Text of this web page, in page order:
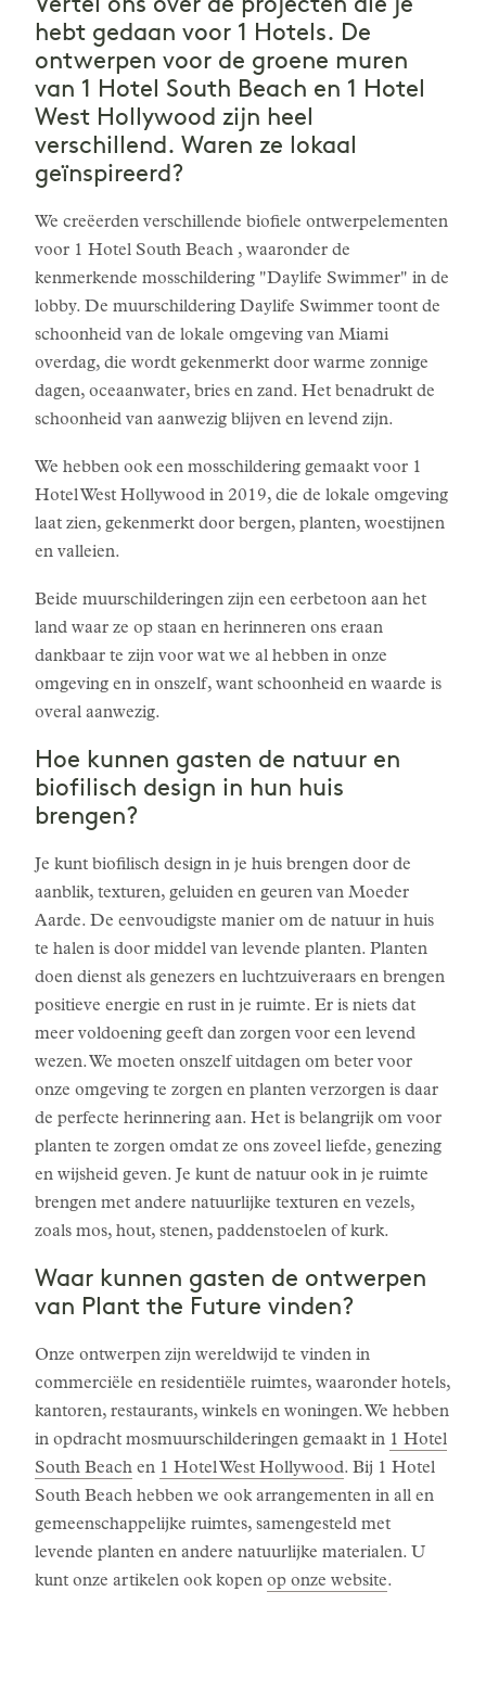
Vertel ons over de projecten die je
hebt gedaan voor 1 Hotels. De
ontwerpen voor de groene muren
van 1 Hotel South Beach en 1 Hotel
West Hollywood zijn heel
verschillend. Waren ze lokaal
geïnspireerd?
We creëerden verschillende biofiele ontwerpelementen
voor 1 Hotel South Beach , waaronder de
kenmerkende mosschildering "Daylife Swimmer" in de
lobby. De muurschildering Daylife Swimmer toont de
schoonheid van de lokale omgeving van Miami
overdag, die wordt gekenmerkt door warme zonnige
dagen, oceaanwater, bries en zand. Het benadrukt de
schoonheid van aanwezig blijven en levend zijn.
We hebben ook een mosschildering gemaakt voor 1
Hotel West Hollywood in 2019, die de lokale omgeving
laat zien, gekenmerkt door bergen, planten, woestijnen
en valleien.
Beide muurschilderingen zijn een eerbetoon aan het
land waar ze op staan en herinneren ons eraan
dankbaar te zijn voor wat we al hebben in onze
omgeving en in onszelf, want schoonheid en waarde is
overal aanwezig.
Hoe kunnen gasten de natuur en
biofilisch design in hun huis
brengen?
Je kunt biofilisch design in je huis brengen door de
aanblik, texturen, geluiden en geuren van Moeder
Aarde. De eenvoudigste manier om de natuur in huis
te halen is door middel van levende planten. Planten
doen dienst als genezers en luchtzuiveraars en brengen
positieve energie en rust in je ruimte. Er is niets dat
meer voldoening geeft dan zorgen voor een levend
wezen. We moeten onszelf uitdagen om beter voor
onze omgeving te zorgen en planten verzorgen is daar
de perfecte herinnering aan. Het is belangrijk om voor
planten te zorgen omdat ze ons zoveel liefde, genezing
en wijsheid geven. Je kunt de natuur ook in je ruimte
brengen met andere natuurlijke texturen en vezels,
zoals mos, hout, stenen, paddenstoelen of kurk.
Waar kunnen gasten de ontwerpen
van Plant the Future vinden?
Onze ontwerpen zijn wereldwijd te vinden in
commerciële en residentiële ruimtes, waaronder hotels,
kantoren, restaurants, winkels en woningen. We hebben
in opdracht mosmuurschilderingen gemaakt in 1 Hotel
South Beach en 1 Hotel West Hollywood. Bij 1 Hotel
South Beach hebben we ook arrangementen in all en
gemeenschappelijke ruimtes, samengesteld met
levende planten en andere natuurlijke materialen. U
kunt onze artikelen ook kopen op onze website.